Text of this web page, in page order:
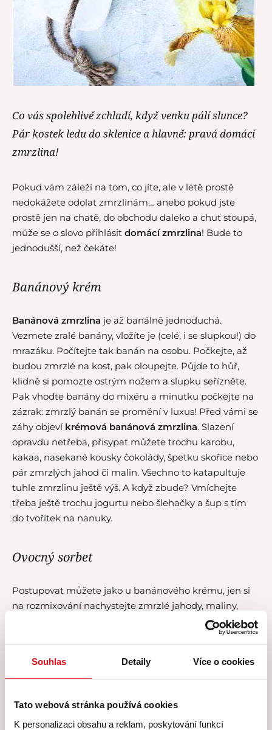
Souhlas Detaily Více o cookies
Tato webová stránka používá cookies
K personalizaci obsahu a reklam, poskytování funkcí
Co vás spolehlivě zchladí, když venku pálí slunce?
Pár kostek ledu do sklenice a hlavně: pravá domácí
zmrzlina!
Pokud vám záleží na tom, co jíte, ale v létě prostě
nedokážete odolat zmrzlinám… anebo pokud jste
prostě jen na chatě, do obchodu daleko a chuť stoupá,
může se o slovo přihlásit domácí zmrzlina! Bude to
jednodušší, než čekáte!
Banánový krém
Banánová zmrzlina je až banálně jednoduchá.
Vezmete zralé banány, vložíte je (celé, i se slupkou!) do
mrazáku. Počítejte tak banán na osobu. Počkejte, až
budou zmrzlé na kost, pak oloupejte. Půjde to hůř,
klidně si pomozte ostrým nožem a slupku seřízněte.
Pak vhoďte banány do mixéru a minutku počkejte na
zázrak: zmrzlý banán se promění v luxus! Před vámi se
záhy objeví krémová banánová zmrzlina. Slazení
opravdu netřeba, přisypat můžete trochu karobu,
kakaa, nasekané kousky čokolády, špetku skořice nebo
pár zmrzlých jahod či malin. Všechno to katapultuje
tuhle zmrzlinu ještě výš. A když zbude? Vmíchejte
třeba ještě trochu jogurtu nebo šlehačky a šup s tím
do tvořítek na nanuky.
Ovocný sorbet
Postupovat můžete jako u banánového krému, jen si
na rozmixování nachystejte zmrzlé jahody, maliny,
ovocný sorbetopravdu
chutnal, tentokrát bude dobré jej při mixování dosladit
datlový. Každý chutná trochu jinak, ale nejméně chuť
ovlivní asi rýžový, kdyby vám na tom záleželo. Jinak se
sorbet osvěží.